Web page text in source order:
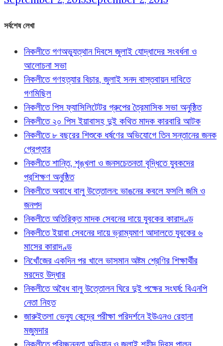
সর্বশেষ লেখা
নিকলীতে গণঅভ্যুত্থান দিবসে জুলাই যোদ্ধাদের সংবর্ধনা ও
আলোচনা সভা
নিকলীতে গণহত্যার বিচার, জুলাই সনদ বাস্তবায়ন দাবিতে
গণমিছিল
নিকলীতে পিস ফ্যাসিলিটেটর গ্রুপের ত্রৈমাসিক সভা অনুষ্ঠিত
নিকলীতে ২০ পিস ইয়াবাসহ দুই কথিত মাদক কারবারি আটক
নিকলীতে ৮ বছরের শিশুকে ধর্ষণের অভিযোগে তিন সন্তানের জনক
গ্রেপ্তার
নিকলীতে শান্তি, শৃঙ্খলা ও জনসচেতনতা বৃদ্ধিতে যুবকদের
প্রশিক্ষণ অনুষ্ঠিত
নিকলীতে অবাধে বালু উত্তোলন: ভাঙনের কবলে ফসলি জমি ও
জনপদ
নিকলীতে অতিরিক্ত মাদক সেবনের দায়ে যুবকের কারাদণ্ড
নিকলীতে ইয়াবা সেবনের দায়ে ভ্রাম্যমাণ আদালতে যুবকের ৬
মাসের কারাদণ্ড
নিখোঁজের একদিন পর খালে ভাসমান অষ্টম শ্রেণির শিক্ষার্থীর
মরদেহ উদ্ধার
নিকলীতে অবৈধ বালু উত্তোলন ঘিরে দুই পক্ষের সংঘর্ষ: বিএনপি
নেতা নিহত
জারুইতলা ভেন্যু কেন্দ্রে পরীক্ষা পরিদর্শনে ইউএনও রেহানা
মজুমদার